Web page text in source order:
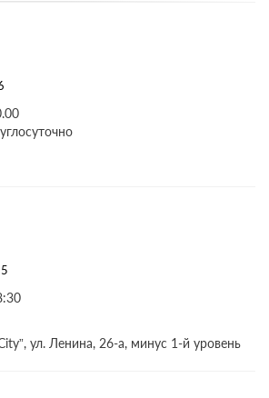
ул. Ленина, 26-а, минус 1-й уровень